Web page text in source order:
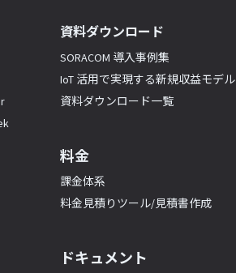
資料ダウンロード
SORACOM 導入事例集
IoT 活用で実現する新規収益モデル
資料ダウンロード一覧
料金
課金体系
料金見積りツール/見積書作成
ドキュメント